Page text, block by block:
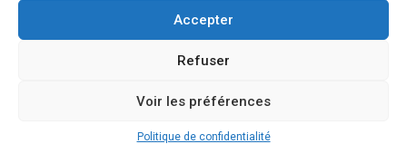
Accepter
Refuser
Voir les préférences
Politique de confidentialité